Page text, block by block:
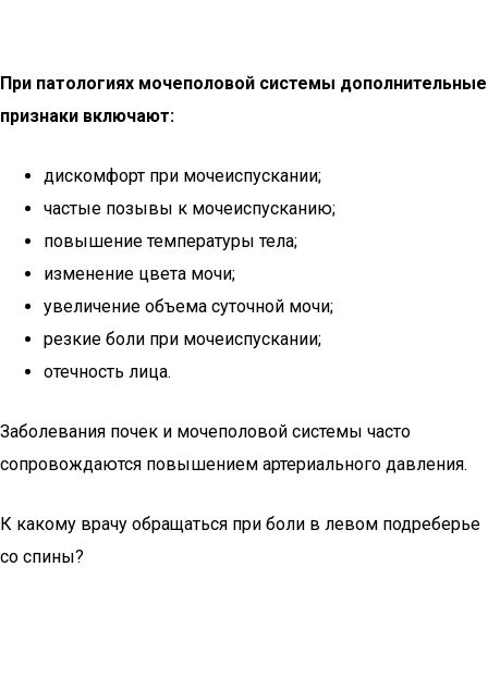
При патологиях мочеполовой системы дополнительные
признаки включают:
дискомфорт при мочеиспускании;
частые позывы к мочеиспусканию;
повышение температуры тела;
изменение цвета мочи;
увеличение объема суточной мочи;
резкие боли при мочеиспускании;
отечность лица.
Заболевания почек и мочеполовой системы часто
сопровождаются повышением артериального давления.
К какому врачу обращаться при боли в левом подреберье
со спины?